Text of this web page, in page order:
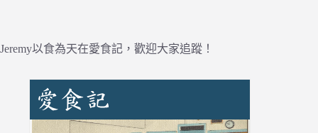
Jeremy以食為天在愛食記，歡迎大家追蹤！